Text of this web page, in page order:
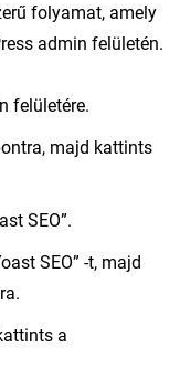
folyamat, amely
admin felületén.
felületére.
majd kattints
SEO”.
SEO” -t, majd
a